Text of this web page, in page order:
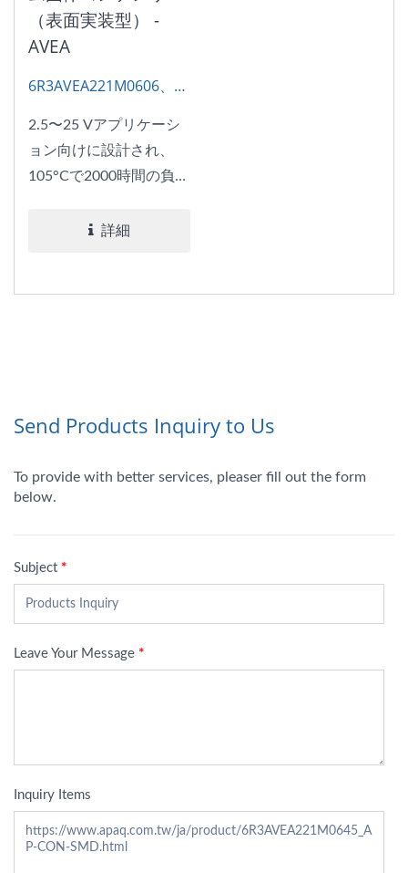
（表面実装型） -
AVEA
6R3AVEA221M0606、
2.5〜25 Vアプリケーシ
ョン向けに設計され、
105°Cで2000時間の負荷
ィルタリングと電圧安定
詳細